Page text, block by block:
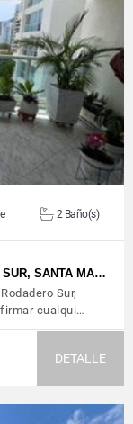
2 Baño(s)
SUR, SANTA MA…
Sur,
cualqui…
DETALLE